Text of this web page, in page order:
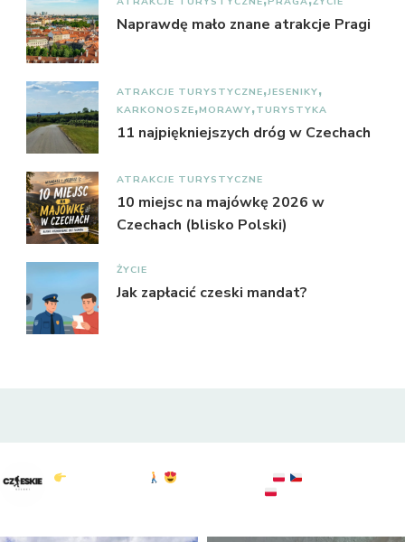
Naprawdę mało znane atrakcje Pragi
ATRAKCJE TURYSTYCZNE JESENIKY
KARKONOSZE MORAWY TURYSTYKA
11 najpiękniejszych dróg w Czechach
ATRAKCJE TURYSTYCZNE
10 miejsc na majówkę 2026 w
Czechach (blisko Polski)
ŻYCIE
Jak zapłacić czeski mandat?